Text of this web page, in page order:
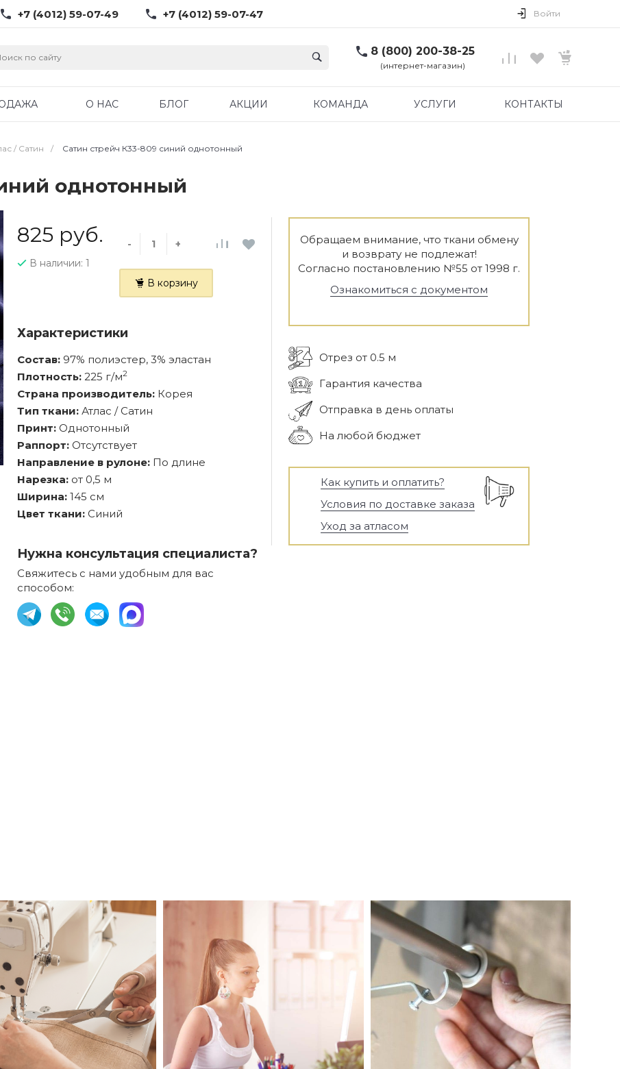
+7 (4012) 59-07-49 +7 (4012) 59-07-47 Войти
8 (800) 200-38-25
(интернет-магазин)
О НАС БЛОГ АКЦИИ КОМАНДА УСЛУГИ КОНТАКТЫ
/ Cатин / Сатин стрейч К33-809 синий однотонный
однотонный
825 руб.
В наличии: 1
- +
В корзину
Характеристики
Состав: 97% полиэстер, 3% эластан
Плотность: 225 г/м2
Страна производитель: Корея
Тип ткани: Атлас / Сатин
Принт: Однотонный
Раппорт: Отсутствует
Направление в рулоне: По длине
Нарезка: от 0,5 м
Ширина: 145 см
Цвет ткани: Синий
Нужна консультация специалиста?
Свяжитесь с нами удобным для вас
способом:
Обращаем внимание, что ткани обмену
и возврату не подлежат!
Согласно постановлению №55 от 1998 г.
Ознакомиться с документом
Отрез от 0.5 м
Гарантия качества
Отправка в день оплаты
На любой бюджет
Как купить и оплатить?
Условия по доставке заказа
Уход за атласом